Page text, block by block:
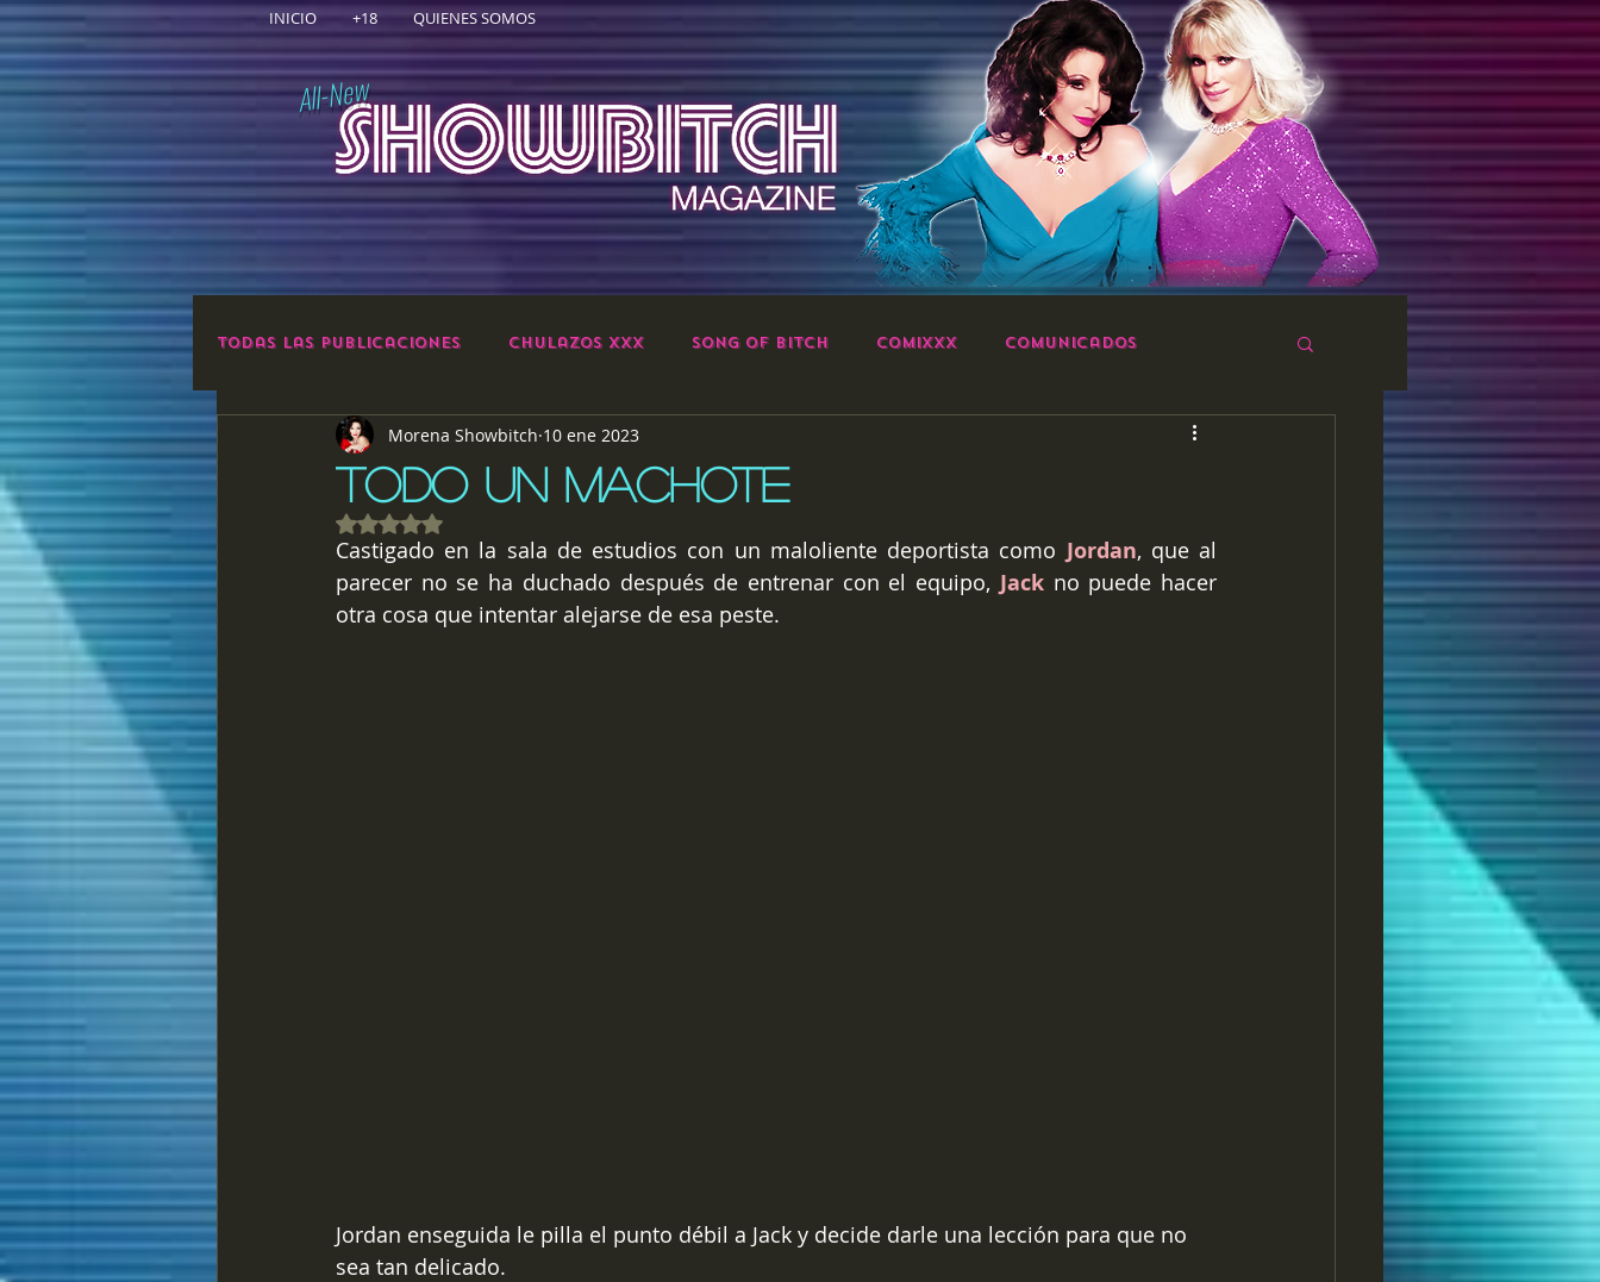
INICIO +18 QUIENES SOMOS
All-New
Todas las publicaciones Chulazos XXX Song of Bitch ComiXXX Comunicados
TODO UN MACHOTE
Morena Showbitch 10 ene 2023
Obtuvo NaN de 5 estrellas.
Castigado en la sala de estudios con un maloliente deportista como Jordan, que al
parecer no se ha duchado después de entrenar con el equipo, Jack no puede hacer
otra cosa que intentar alejarse de esa peste.
Jordan enseguida le pilla el punto débil a Jack y decide darle una lección para que no
sea tan delicado.